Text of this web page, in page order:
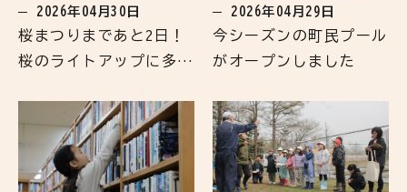
2026年04月30日
桜まつりまであと2日！
桜のライトアップに多く
2026年04月29日
今シーズンの町民プール
がオープンしました